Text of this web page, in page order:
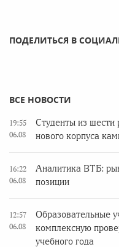
ПОДЕЛИТЬСЯ В
ВСЕ НОВОСТИ
19:55
06.08
Студенты из шести
нового корпуса
16:22
06.08
Аналитика ВТБ:
позиции
12:57
06.08
Образовательные
комплексную
учебного года